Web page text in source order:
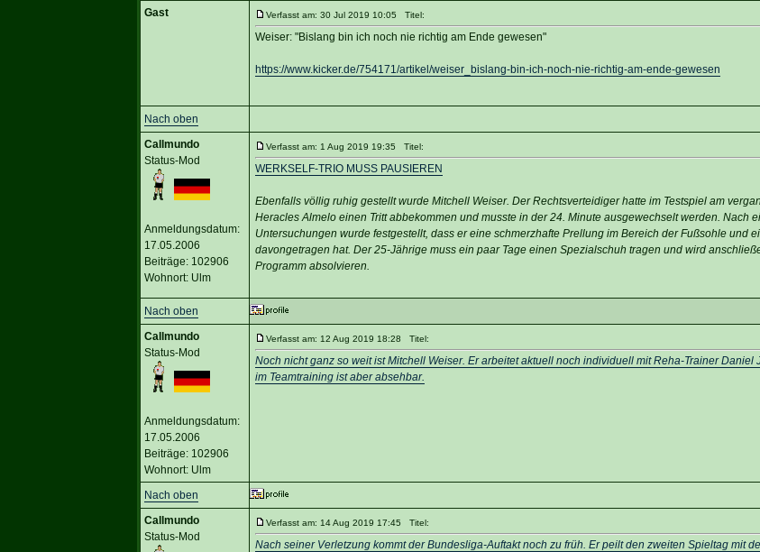
Gast
Verfasst am: 30 Jul 2019 10:05 Titel:
Weiser: "Bislang bin ich noch nie richtig am Ende gewesen"
https://www.kicker.de/754171/artikel/weiser_bislang-bin-ich-noch-nie-richtig-am-ende-gewesen
Nach oben
Callmundo
Status-Mod
Anmeldungsdatum:
17.05.2006
Beiträge: 102906
Wohnort: Ulm
Verfasst am: 1 Aug 2019 19:35 Titel:
WERKSELF-TRIO MUSS PAUSIEREN
Ebenfalls völlig ruhig gestellt wurde Mitchell Weiser. Der Rechtsverteidiger hatte im Testspiel am
Heracles Almelo einen Tritt abbekommen und musste in der 24. Minute ausgewechselt werden. Nach
Untersuchungen wurde festgestellt, dass er eine schmerzhafte Prellung im Bereich der Fußsohle und
davongetragen hat. Der 25-Jährige muss ein paar Tage einen Spezialschuh tragen und wird
Programm absolvieren.
Nach oben
Callmundo
Status-Mod
Anmeldungsdatum:
17.05.2006
Beiträge: 102906
Wohnort: Ulm
Verfasst am: 12 Aug 2019 18:28 Titel:
Noch nicht ganz so weit ist Mitchell Weiser. Er arbeitet aktuell noch individuell mit Reha-Trainer Daniel
im Teamtraining ist aber absehbar.
Nach oben
Callmundo
Status-Mod
Verfasst am: 14 Aug 2019 17:45 Titel:
Nach seiner Verletzung kommt der Bundesliga-Auftakt noch zu früh. Er peilt den zweiten Spieltag mit